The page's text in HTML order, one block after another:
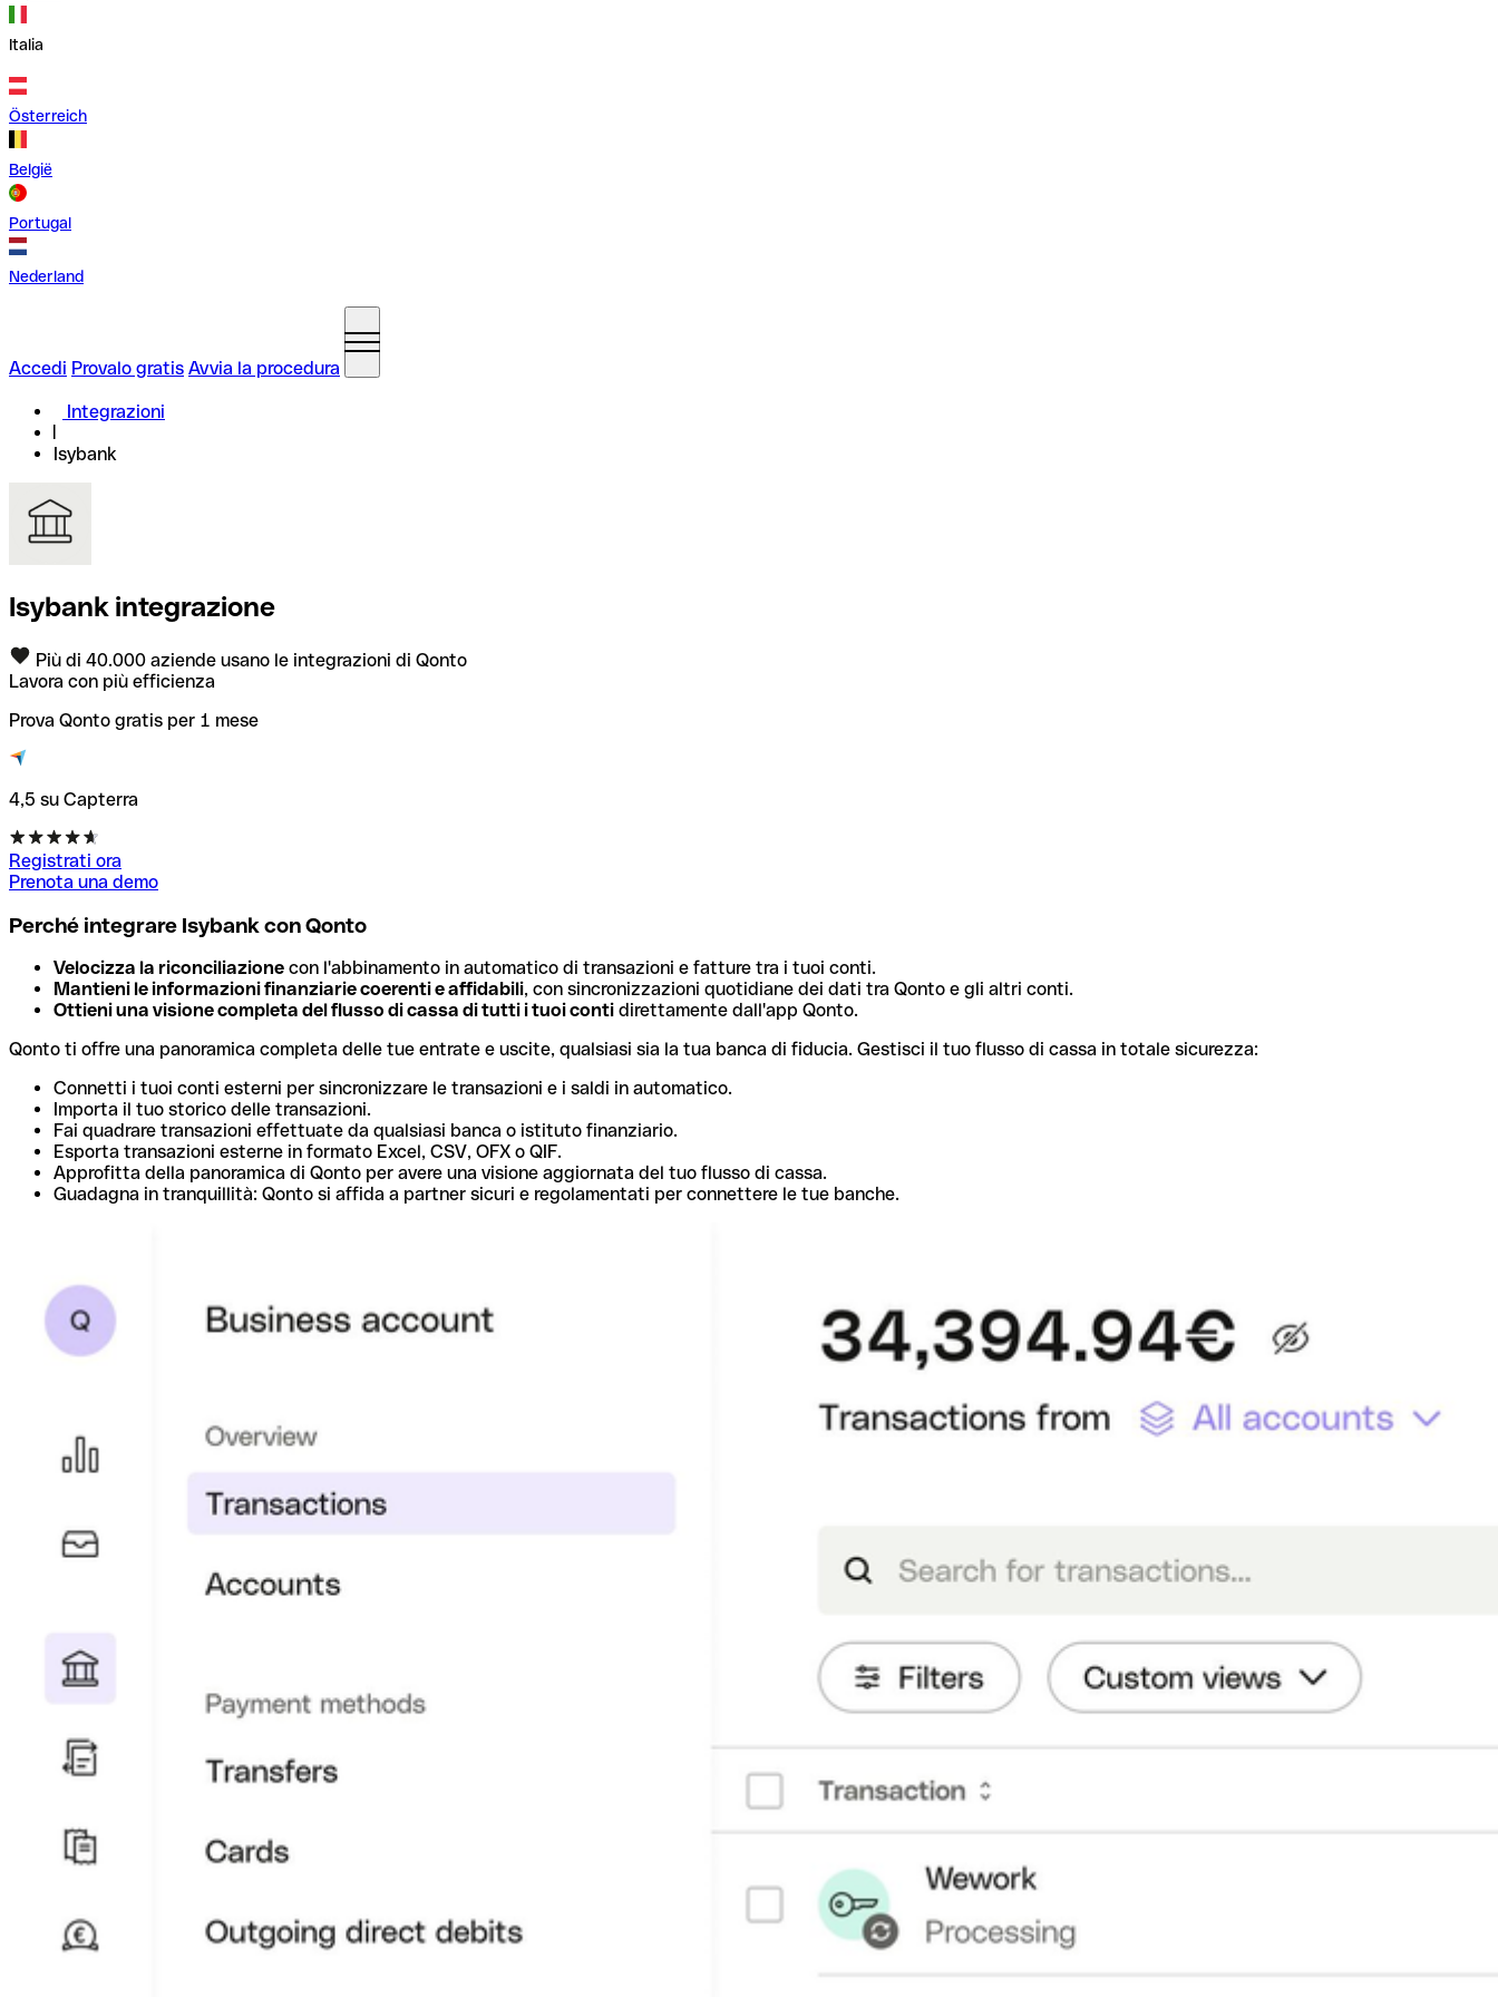
Italia
Österreich
België
Portugal
Nederland
Accedi Provalo gratis Avvia la procedura
Integrazioni
Isybank
Isybank integrazione
Più di 40.000 aziende usano le integrazioni di Qonto
Lavora con più efficienza
Prova Qonto gratis per 1 mese
4,5 su Capterra
Registrati ora
Prenota una demo
Perché integrare Isybank con Qonto
Velocizza la riconciliazione con l'abbinamento in automatico di transazioni e fatture tra i tuoi conti.
Mantieni le informazioni finanziarie coerenti e affidabili, con sincronizzazioni quotidiane dei dati tra Qonto e gli altri conti.
Ottieni una visione completa del flusso di cassa di tutti i tuoi conti direttamente dall'app Qonto.
Qonto ti offre una panoramica completa delle tue entrate e uscite, qualsiasi sia la tua banca di fiducia. Gestisci il tuo flusso di cassa in totale sicurezza:
Connetti i tuoi conti esterni per sincronizzare le transazioni e i saldi in automatico.
Importa il tuo storico delle transazioni.
Fai quadrare transazioni effettuate da qualsiasi banca o istituto finanziario.
Esporta transazioni esterne in formato Excel, CSV, OFX o QIF.
Approfitta della panoramica di Qonto per avere una visione aggiornata del tuo flusso di cassa.
Guadagna in tranquillità: Qonto si affida a partner sicuri e regolamentati per connettere le tue banche.